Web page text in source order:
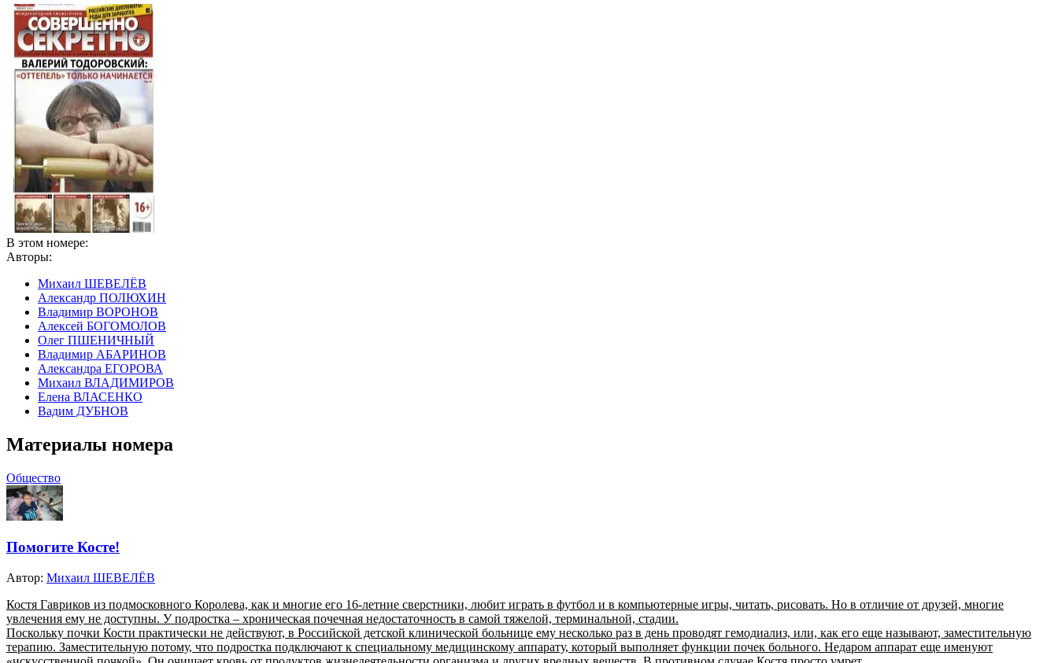
В этом номере:
Авторы:
Михаил ШЕВЕЛЁВ
Александр ПОЛЮХИН
Владимир ВОРОНОВ
Алексей БОГОМОЛОВ
Олег ПШЕНИЧНЫЙ
Владимир АБАРИНОВ
Александра ЕГОРОВА
Михаил ВЛАДИМИРОВ
Елена ВЛАСЕНКО
Вадим ДУБНОВ
Материалы номера
Общество
Помогите Косте!
Автор: Михаил ШЕВЕЛЁВ
Костя Гавриков из подмосковного Королева, как и многие его 16-летние сверстники, любит играть в футбол и в компьютерные игры, читать, рисовать. Но в отличие от друзей, многие
увлечения ему не доступны. У подростка – хроническая почечная недостаточность в самой тяжелой, терминальной, стадии.
Поскольку почки Кости практически не действуют, в Российской детской клинической больнице ему несколько раз в день проводят гемодиализ, или, как его еще называют, заместительную
терапию. Заместительную потому, что подростка подключают к специальному медицинскому аппарату, который выполняет функции почек больного. Недаром аппарат еще именуют